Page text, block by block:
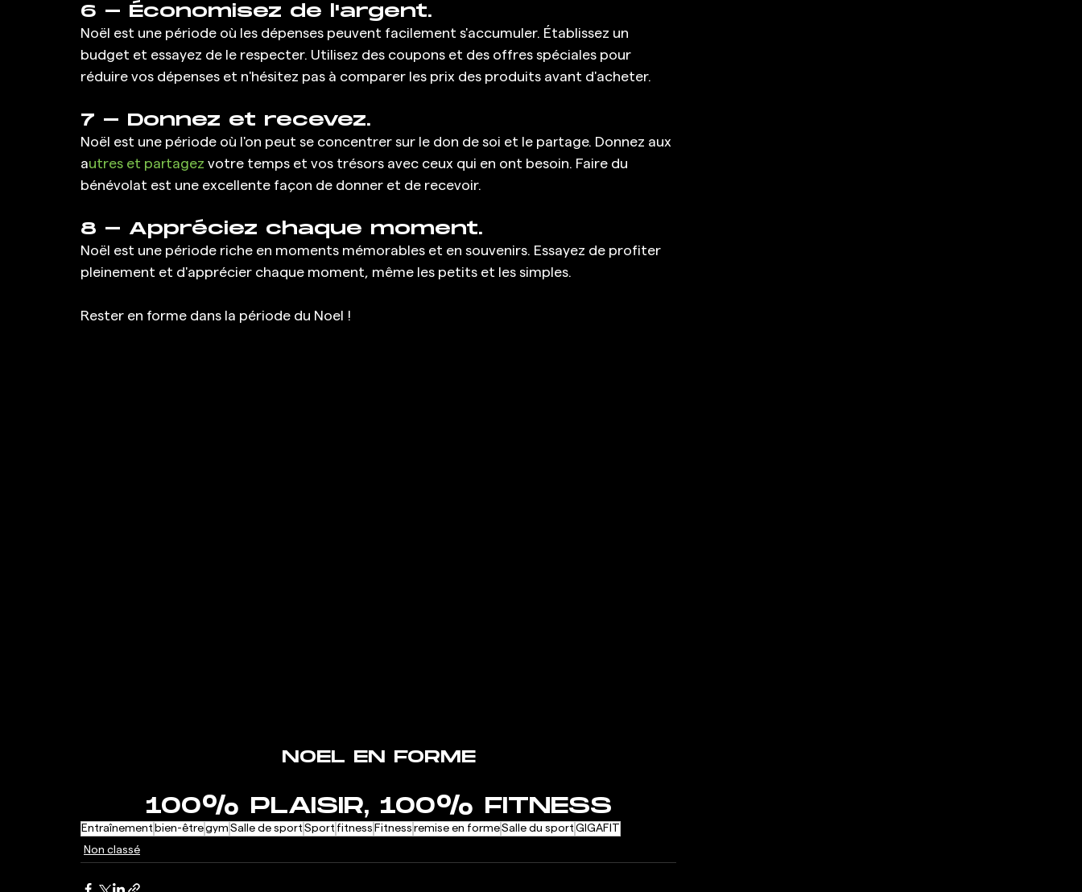
6 - Économisez de l'argent.
Noël est une période où les dépenses peuvent facilement s'accumuler. Établissez un
budget et essayez de le respecter. Utilisez des coupons et des offres spéciales pour
réduire vos dépenses et n'hésitez pas à comparer les prix des produits avant d'acheter.
7 - Donnez et recevez.
Noël est une période où l'on peut se concentrer sur le don de soi et le partage. Donnez aux
autres et partagez votre temps et vos trésors avec ceux qui en ont besoin. Faire du
bénévolat est une excellente façon de donner et de recevoir.
8 - Appréciez chaque moment.
Noël est une période riche en moments mémorables et en souvenirs. Essayez de profiter
pleinement et d'apprécier chaque moment, même les petits et les simples.
Rester en forme dans la période du Noel !
NOEL EN FORME
100% PLAISIR, 100% FITNESS
Entraînement bien-êtregym Salle de sport Sport fitness Fitness remise en formeSalle du sport GIGAFIT
Non classé